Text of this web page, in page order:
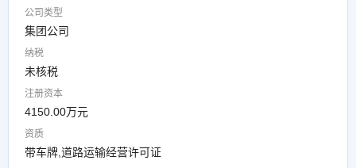
公司类型
集团公司
纳税
未核税
注册资本
4150.00万元
资质
带车牌,道路运输经营许可证